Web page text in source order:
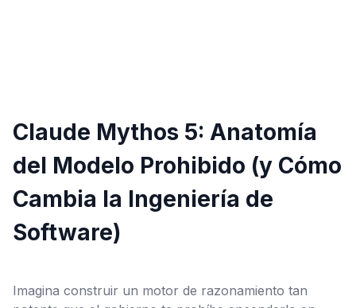
Configuración
Claude Mythos 5: Anatomía
del Modelo Prohibido (y Cómo
Cambia la Ingeniería de
Software)
Imagina construir un motor de razonamiento tan